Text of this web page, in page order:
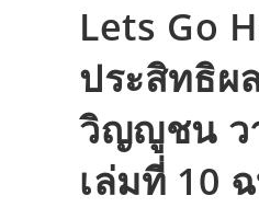
Lets Go
ประสิทธิ
วิญญูชน ว
เล่มที่ 10